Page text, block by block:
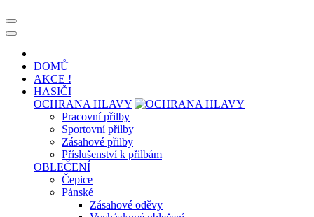
DOMŮ
AKCE !
HASIČI
OCHRANA HLAVY
Pracovní přilby
Sportovní přilby
Zásahové přilby
Příslušenství k přilbám
OBLEČENÍ
Čepice
Pánské
Zásahové oděvy